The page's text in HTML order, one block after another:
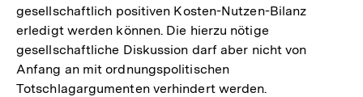
gesellschaftlich positiven Kosten-Nutzen-Bilanz
erledigt werden können. Die hierzu nötige
gesellschaftliche Diskussion darf aber nicht von
Anfang an mit ordnungspolitischen
Totschlagargumenten verhindert werden.